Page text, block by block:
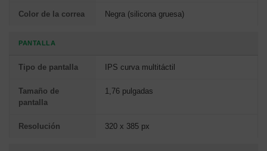
Color de la correa Negra (silicona gruesa)
PANTALLA
Tipo de pantalla IPS curva multitáctil
Tamaño de
pantalla
1,76 pulgadas
Resolución 320 x 385 px